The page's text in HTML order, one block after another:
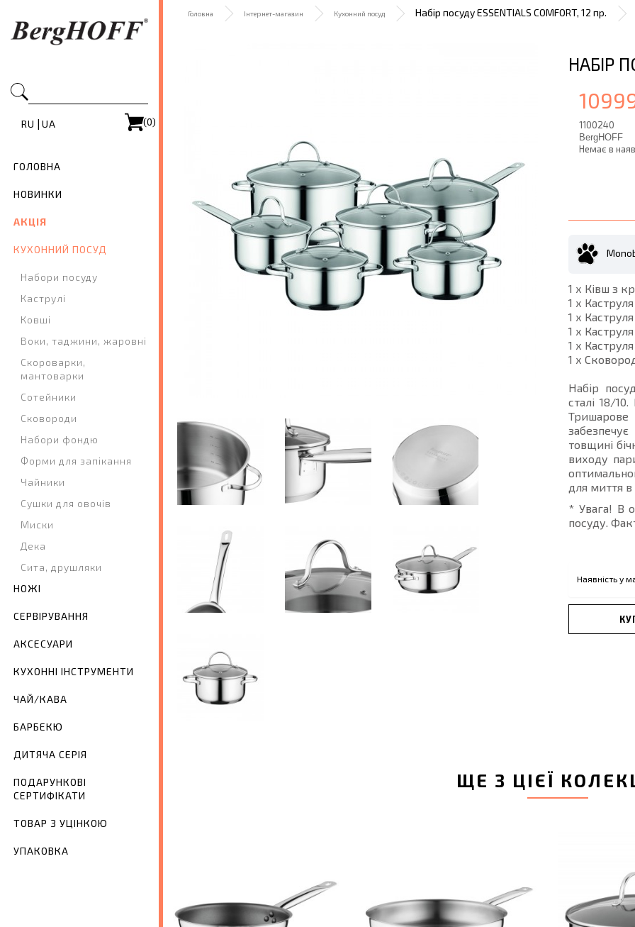
RU | UA (0)
ГОЛОВНА
НОВИНКИ
АКЦІЯ
КУХОННИЙ ПОСУД
Набори посуду
Каструлі
Ковші
Воки, таджини, жаровні
Скороварки,
мантоварки
Сотейники
Сковороди
Набори фондю
Форми для запікання
Чайники
Сушки для овочів
Миски
Дека
Сита, друшляки
НОЖІ
СЕРВІРУВАННЯ
АКСЕСУАРИ
КУХОННІ ІНСТРУМЕНТИ
ЧАЙ/КАВА
БАРБЕКЮ
ДИТЯЧА СЕРІЯ
ПОДАРУНКОВІ
СЕРТИФІКАТИ
ТОВАР З УЦІНКОЮ
УПАКОВКА
Головна Інтернет-магазин Кухонний посуд Набір посуду ESSENTIALS COMFORT, 12 пр.
НАБІР
1100240
BergHOFF
Немає в
1 х Ківш з
1 х
1 х
1 х
1 х
1 х
Набір
сталі 18/
товщині
виходу
для миття
* Увага! В
посуду.
Наявність у
ЩЕ З ЦІЄЇ